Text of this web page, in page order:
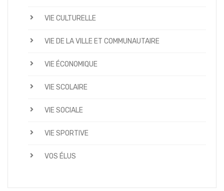
VIE CULTURELLE
VIE DE LA VILLE ET COMMUNAUTAIRE
VIE ÉCONOMIQUE
VIE SCOLAIRE
VIE SOCIALE
VIE SPORTIVE
VOS ÉLUS